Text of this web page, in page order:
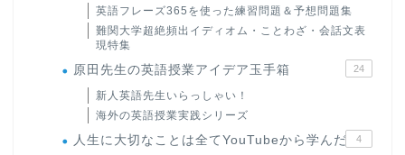
英語フレーズ365を使った練習問題＆予想問題集
難関大学超絶頻出イディオム・ことわざ・会話文表
現特集
原田先生の英語授業アイデア玉手箱 24
新人英語先生いらっしゃい！
海外の英語授業実践シリーズ
人生に大切なことは全てYouTubeから学んだ 4